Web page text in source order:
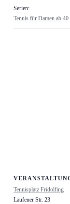
Serien:
Tennis für Damen ab 40
Tennisplatz Fridolfing
Laufener Str. 23